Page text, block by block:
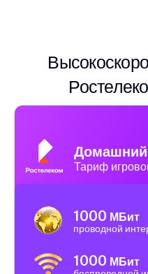
Домашний
Тариф
1000 МБит
проводной
1000 МБит